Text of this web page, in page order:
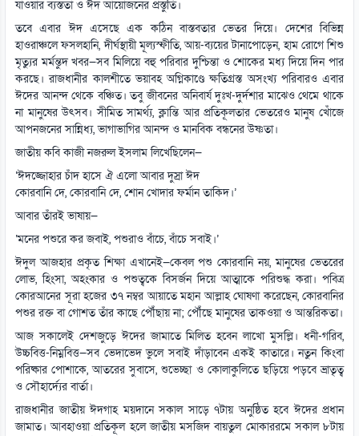
যাওয়ার ব্যস্ততা ও ঈদ আয়োজনের প্রস্তুতি।
তবে এবার ঈদ এসেছে এক কঠিন বাস্তবতার ভেতর দিয়ে। দেশের বিভিন্ন
হাওরাঞ্চলে ফসলহানি, দীর্ঘস্থায়ী মূল্যস্ফীতি, আয়-ব্যয়ের টানাপোড়েন, হাম রোগে শিশু
মৃত্যুর মর্মন্তুদ খবর—সব মিলিয়ে বহু পরিবার দুশ্চিন্তা ও শোকের মধ্য দিয়ে দিন পার
করছে। রাজধানীর কালশীতে ভয়াবহ অগ্নিকাণ্ডে ক্ষতিগ্রস্ত অসংখ্য পরিবারও এবার
ঈদের আনন্দ থেকে বঞ্চিত। তবু জীবনের অনিবার্য দুঃখ-দুর্দশার মাঝেও থেমে থাকে
না মানুষের উৎসব। সীমিত সামর্থ্য, ক্লান্তি আর প্রতিকূলতার ভেতরেও মানুষ খোঁজে
আপনজনের সান্নিধ্য, ভাগাভাগির আনন্দ ও মানবিক বন্ধনের উষ্ণতা।
জাতীয় কবি কাজী নজরুল ইসলাম লিখেছিলেন—
‘ঈদজ্জোহার চাঁদ হাসে ঐ এলো আবার দুস্রা ঈদ
কোরবানি দে, কোরবানি দে, শোন খোদার ফর্মান তাকিদ।’
আবার তাঁরই ভাষায়—
‘মনের পশুরে কর জবাই, পশুরাও বাঁচে, বাঁচে সবাই।’
ঈদুল আজহার প্রকৃত শিক্ষা এখানেই—কেবল পশু কোরবানি নয়, মানুষের ভেতরের
লোভ, হিংসা, অহংকার ও পশুত্বকে বিসর্জন দিয়ে আত্মাকে পরিশুদ্ধ করা। পবিত্র
কোরআনের সূরা হজের ৩৭ নম্বর আয়াতে মহান আল্লাহ ঘোষণা করেছেন, কোরবানির
পশুর রক্ত বা গোশত তাঁর কাছে পৌঁছায় না; পৌঁছে মানুষের তাকওয়া ও আন্তরিকতা।
আজ সকালেই দেশজুড়ে ঈদের জামাতে মিলিত হবেন লাখো মুসল্লি। ধনী-গরিব,
উচ্চবিত্ত-নিম্নবিত্ত—সব ভেদাভেদ ভুলে সবাই দাঁড়াবেন একই কাতারে। নতুন কিংবা
পরিষ্কার পোশাকে, আতরের সুবাসে, শুভেচ্ছা ও কোলাকুলিতে ছড়িয়ে পড়বে ভ্রাতৃত্ব
ও সৌহার্দ্যের বার্তা।
রাজধানীর জাতীয় ঈদগাহ ময়দানে সকাল সাড়ে ৭টায় অনুষ্ঠিত হবে ঈদের প্রধান
জামাত। আবহাওয়া প্রতিকূল হলে জাতীয় মসজিদ বায়তুল মোকাররমে সকাল ৮টায়